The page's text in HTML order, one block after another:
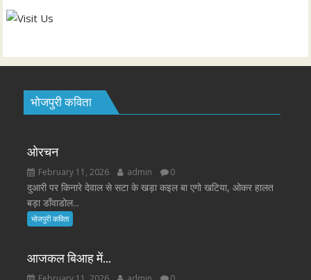
भोजपुरी कविता
ओरचन
February 11, 2026 admin 0
दुआरी पर किनारे देवाल से सटा के खड़ा कइल बा एगो खटिया, ओकर हालत
बड़ा डाँवाडोल...
भोजपुरी कविता
आजकल बिआह में…